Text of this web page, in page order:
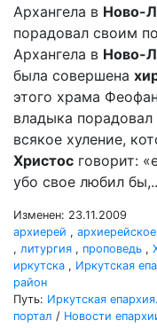
Архангела в Ново-
порадовал своим
Архангела в Ново-
была совершена
этого храма
владыка порадовал
всякое хуление,
Христос говорит:
убо свое любил
Изменен: 23.11.2009
архиерей ,
, литургия , проповедь ,
иркутска , Иркутская
район
Путь: Иркутская
портал / Новости